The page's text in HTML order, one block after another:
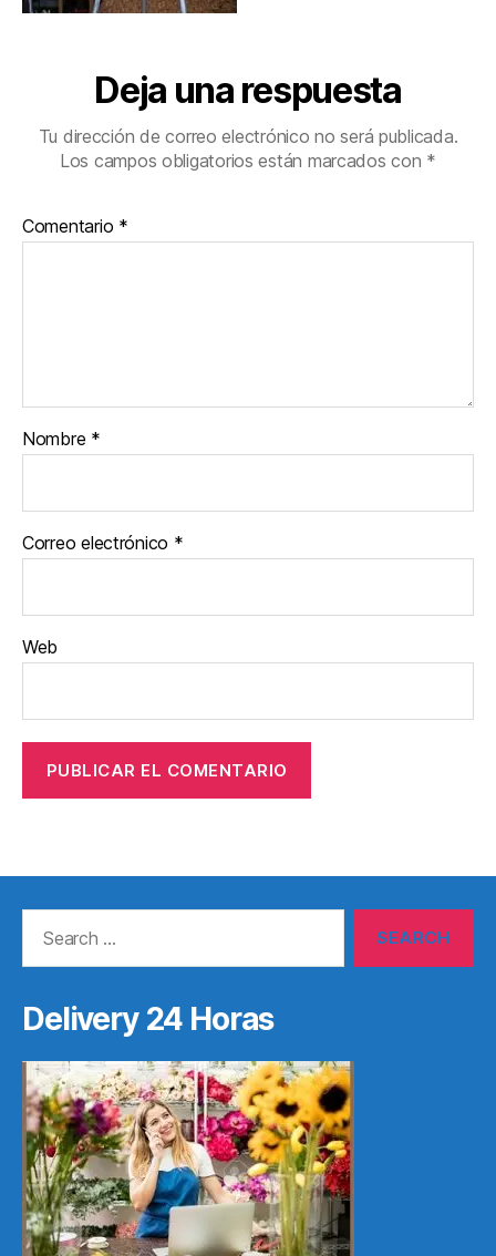
Deja una respuesta
Tu dirección de correo electrónico no será publicada.
Los campos obligatorios están marcados con *
Comentario *
Nombre *
Correo electrónico *
Web
Delivery 24 Horas